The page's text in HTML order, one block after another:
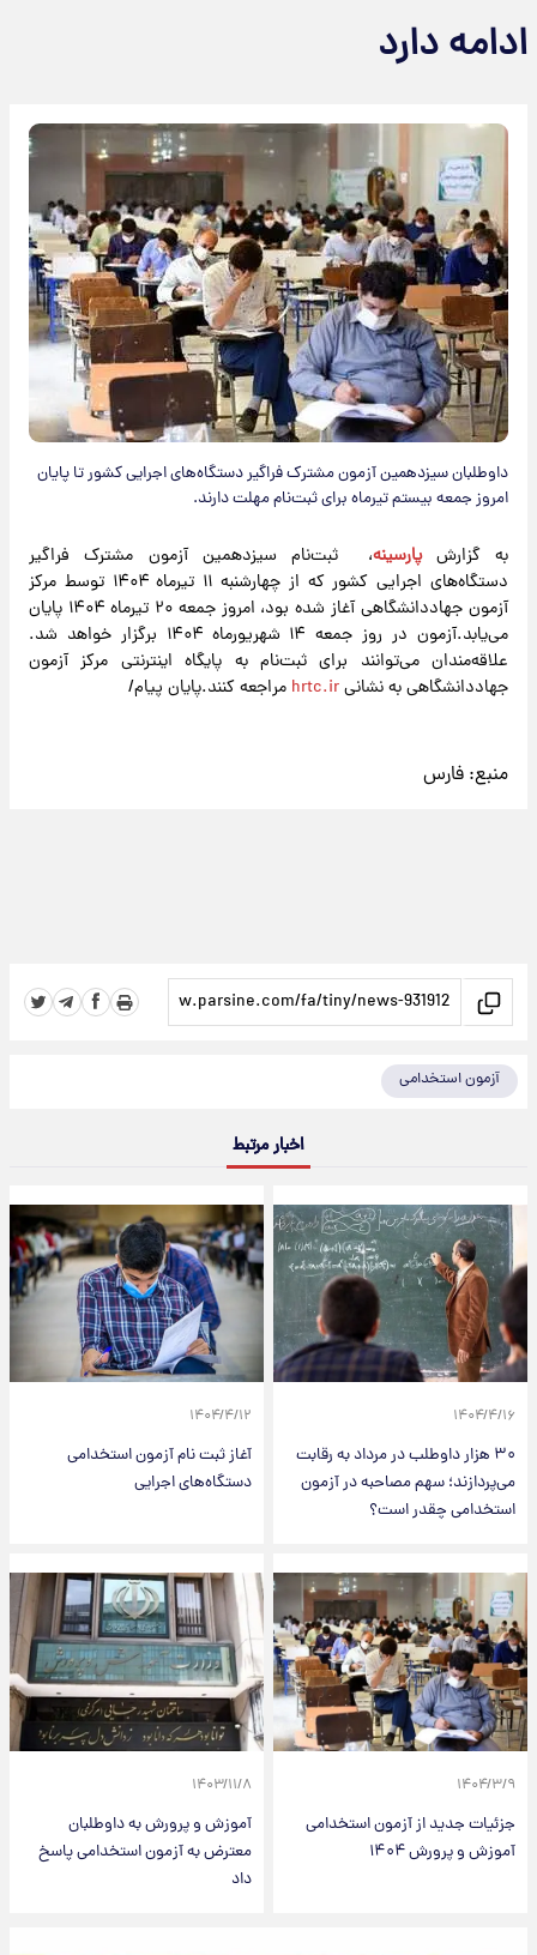
ادامه دارد
داوطلبان سیزدهمین آزمون مشترک فراگیر دستگاه‌های اجرایی کشور تا‌ پایان
امروز جمعه بیستم تیرماه برای ثبت‌نام مهلت دارند.
به گزارش پارسینه، ثبت‌نام سیزدهمین آزمون مشترک فراگیر
دستگاه‌های اجرایی کشور که از چهارشنبه ۱۱ تیرماه ۱۴۰۴ توسط مرکز
آزمون جهاددانشگاهی آغاز شده بود، امروز جمعه ۲۰ تیرماه ۱۴۰۴ پایان
می‌یابد.آزمون در روز جمعه ۱۴ شهریورماه ۱۴۰۴ برگزار خواهد شد.
علاقه‌مندان می‌توانند برای ثبت‌نام به پایگاه اینترنتی مرکز آزمون
جهاددانشگاهی به نشانیhrtc.ir مراجعه کنند.پایان پیام/
منبع: فارس
آزمون استخدامی
اخبار مرتبط
۱۴۰۴/۴/۱۶
۳۰ هزار داوطلب در مرداد به رقابت
می‌پردازند؛ سهم مصاحبه در آزمون
استخدامی چقدر است؟
۱۴۰۴/۴/۱۲
آغاز ثبت‌ نام آزمون استخدامی
دستگاه‌های اجرایی
۱۴۰۴/۳/۹
جزئیات جدید از آزمون استخدامی
آموزش و پرورش ۱۴۰۴
۱۴۰۳/۱۱/۸
آموزش و پرورش به داوطلبان
معترض به آزمون استخدامی پاسخ
داد